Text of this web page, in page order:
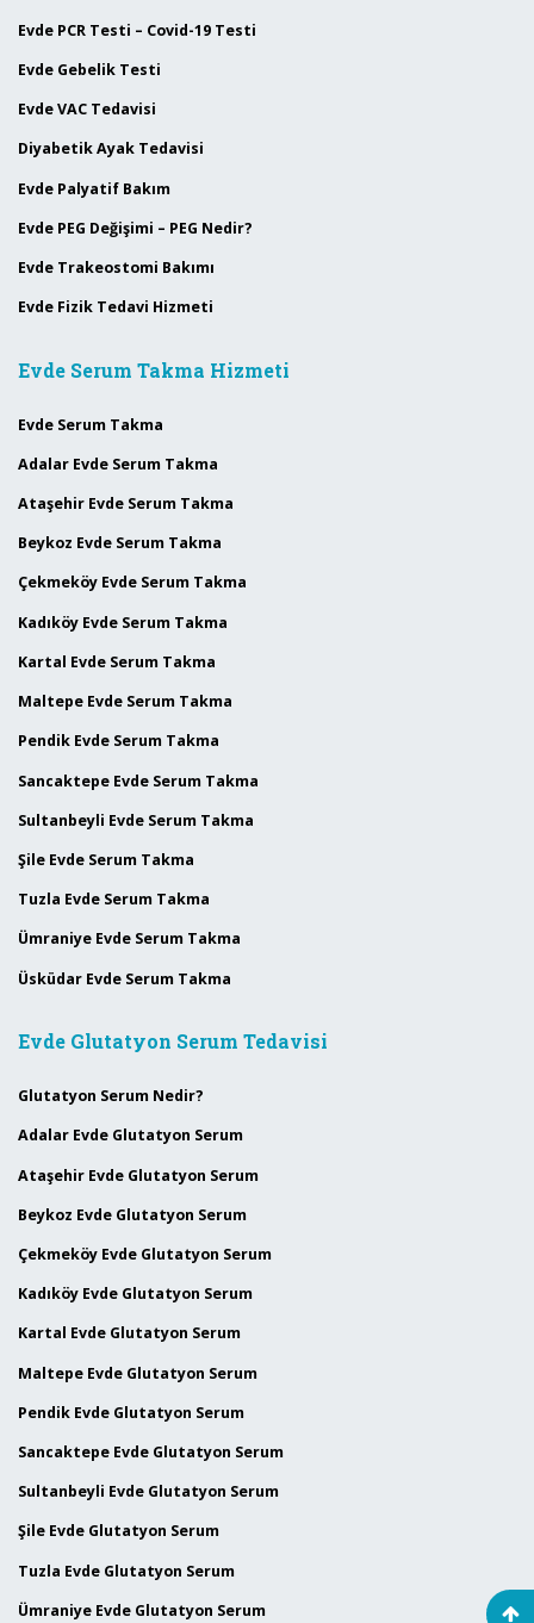
Evde PCR Testi – Covid-19 Testi
Evde Gebelik Testi
Evde VAC Tedavisi
Diyabetik Ayak Tedavisi
Evde Palyatif Bakım
Evde PEG Değişimi – PEG Nedir?
Evde Trakeostomi Bakımı
Evde Fizik Tedavi Hizmeti
Evde Serum Takma Hizmeti
Evde Serum Takma
Adalar Evde Serum Takma
Ataşehir Evde Serum Takma
Beykoz Evde Serum Takma
Çekmeköy Evde Serum Takma
Kadıköy Evde Serum Takma
Kartal Evde Serum Takma
Maltepe Evde Serum Takma
Pendik Evde Serum Takma
Sancaktepe Evde Serum Takma
Sultanbeyli Evde Serum Takma
Şile Evde Serum Takma
Tuzla Evde Serum Takma
Ümraniye Evde Serum Takma
Üsküdar Evde Serum Takma
Evde Glutatyon Serum Tedavisi
Glutatyon Serum Nedir?
Adalar Evde Glutatyon Serum
Ataşehir Evde Glutatyon Serum
Beykoz Evde Glutatyon Serum
Çekmeköy Evde Glutatyon Serum
Kadıköy Evde Glutatyon Serum
Kartal Evde Glutatyon Serum
Maltepe Evde Glutatyon Serum
Pendik Evde Glutatyon Serum
Sancaktepe Evde Glutatyon Serum
Sultanbeyli Evde Glutatyon Serum
Şile Evde Glutatyon Serum
Tuzla Evde Glutatyon Serum
Ümraniye Evde Glutatyon Serum